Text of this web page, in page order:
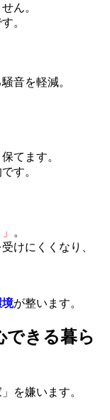
ん。
。
音を軽減。
てます。
す。
。
けにくくなり、
境が整います。
できる暮ら
を嫌います。